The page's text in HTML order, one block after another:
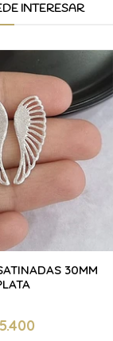
INTERESAR
30MM
+